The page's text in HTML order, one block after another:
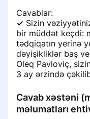
Cavablar:
✓ Sizin
bir müddət keçdi:
tədqiqatın yerinə
dəyişikliklər baş
Oleq Pavloviç,
3 ay ərzində
Cavab xəstəni
məlumatları